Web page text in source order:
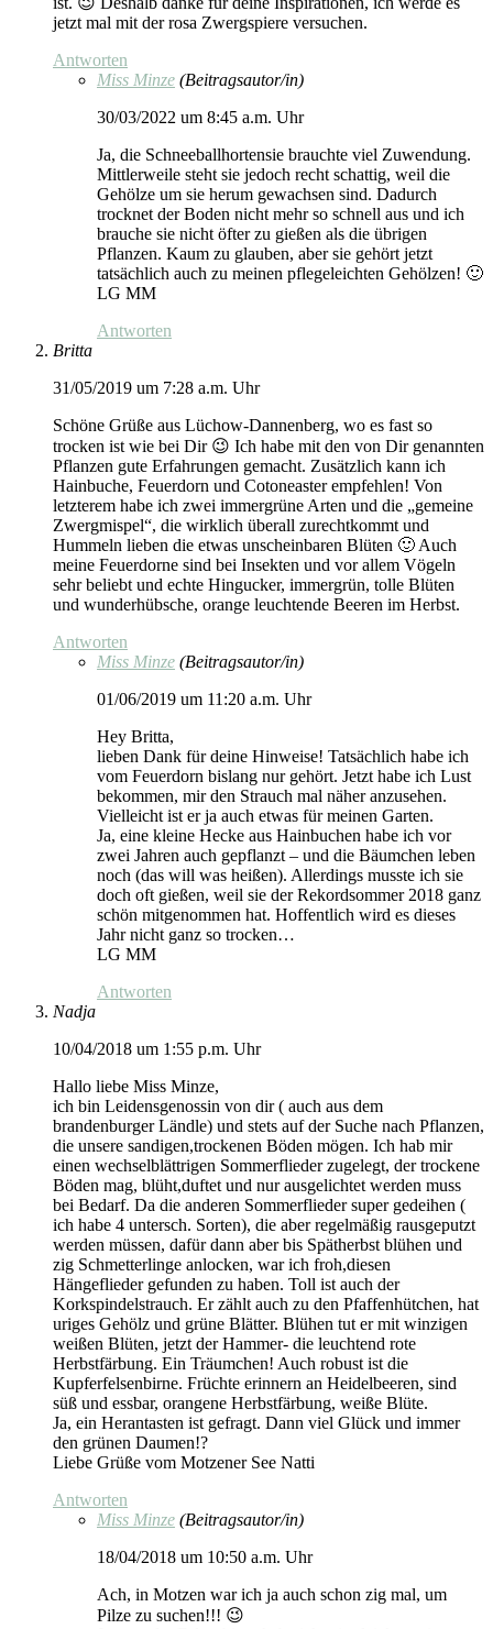
jetzt mal mit der rosa Zwergspiere versuchen.
Antworten
Miss Minze (Beitragsautor/in)
30/03/2022 um 8:45 a.m. Uhr
Ja, die Schneeballhortensie brauchte viel Zuwendung.
Mittlerweile steht sie jedoch recht schattig, weil die
Gehölze um sie herum gewachsen sind. Dadurch
trocknet der Boden nicht mehr so schnell aus und ich
brauche sie nicht öfter zu gießen als die übrigen
Pflanzen. Kaum zu glauben, aber sie gehört jetzt
tatsächlich auch zu meinen pflegeleichten Gehölzen! 🙂
LG MM
Antworten
Britta
31/05/2019 um 7:28 a.m. Uhr
Schöne Grüße aus Lüchow-Dannenberg, wo es fast so
trocken ist wie bei Dir 😉 Ich habe mit den von Dir genannten
Pflanzen gute Erfahrungen gemacht. Zusätzlich kann ich
Hainbuche, Feuerdorn und Cotoneaster empfehlen! Von
letzterem habe ich zwei immergrüne Arten und die „gemeine
Zwergmispel“, die wirklich überall zurechtkommt und
Hummeln lieben die etwas unscheinbaren Blüten 🙂 Auch
meine Feuerdorne sind bei Insekten und vor allem Vögeln
sehr beliebt und echte Hingucker, immergrün, tolle Blüten
und wunderhübsche, orange leuchtende Beeren im Herbst.
Antworten
Miss Minze (Beitragsautor/in)
01/06/2019 um 11:20 a.m. Uhr
Hey Britta,
lieben Dank für deine Hinweise! Tatsächlich habe ich
vom Feuerdorn bislang nur gehört. Jetzt habe ich Lust
bekommen, mir den Strauch mal näher anzusehen.
Vielleicht ist er ja auch etwas für meinen Garten.
Ja, eine kleine Hecke aus Hainbuchen habe ich vor
zwei Jahren auch gepflanzt – und die Bäumchen leben
noch (das will was heißen). Allerdings musste ich sie
doch oft gießen, weil sie der Rekordsommer 2018 ganz
schön mitgenommen hat. Hoffentlich wird es dieses
Jahr nicht ganz so trocken…
LG MM
Antworten
Nadja
10/04/2018 um 1:55 p.m. Uhr
Hallo liebe Miss Minze,
ich bin Leidensgenossin von dir ( auch aus dem
brandenburger Ländle) und stets auf der Suche nach Pflanzen,
die unsere sandigen,trockenen Böden mögen. Ich hab mir
einen wechselblättrigen Sommerflieder zugelegt, der trockene
Böden mag, blüht,duftet und nur ausgelichtet werden muss
bei Bedarf. Da die anderen Sommerflieder super gedeihen (
ich habe 4 untersch. Sorten), die aber regelmäßig rausgeputzt
werden müssen, dafür dann aber bis Spätherbst blühen und
zig Schmetterlinge anlocken, war ich froh,diesen
Hängeflieder gefunden zu haben. Toll ist auch der
Korkspindelstrauch. Er zählt auch zu den Pfaffenhütchen, hat
uriges Gehölz und grüne Blätter. Blühen tut er mit winzigen
weißen Blüten, jetzt der Hammer- die leuchtend rote
Herbstfärbung. Ein Träumchen! Auch robust ist die
Kupferfelsenbirne. Früchte erinnern an Heidelbeeren, sind
süß und essbar, orangene Herbstfärbung, weiße Blüte.
Ja, ein Herantasten ist gefragt. Dann viel Glück und immer
den grünen Daumen!?
Liebe Grüße vom Motzener See Natti
Antworten
Miss Minze (Beitragsautor/in)
18/04/2018 um 10:50 a.m. Uhr
Ach, in Motzen war ich ja auch schon zig mal, um
Pilze zu suchen!!! 😉